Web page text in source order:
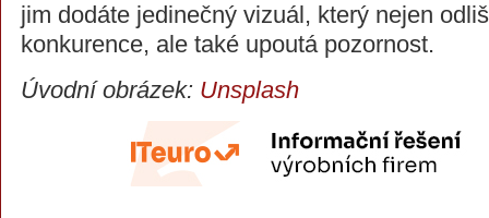
jim dodáte jedinečný vizuál, který nejen
konkurence, ale také upoutá pozornost.
Úvodní obrázek: Unsplash